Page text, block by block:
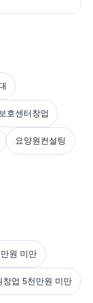
호센터창업
요양원컨설팅
원 미만
창업 5천만원 미만